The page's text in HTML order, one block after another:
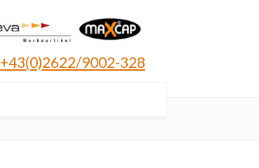
+43(0)2622/9002-328